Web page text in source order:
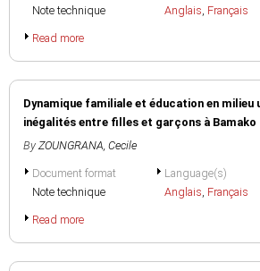
Note technique
Anglais, Français
Read more
Dynamique familiale et éducation en milieu
inégalités entre filles et garçons à Bamako
By ZOUNGRANA, Cecile
Document format
Note technique
Language(s)
Anglais, Français
Read more